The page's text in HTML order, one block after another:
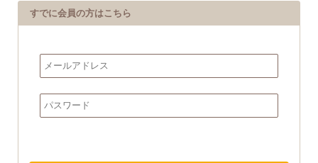
すでに会員の方はこちら